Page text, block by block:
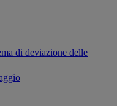
di deviazione delle